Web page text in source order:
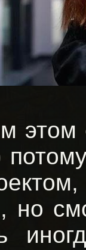
этом
но